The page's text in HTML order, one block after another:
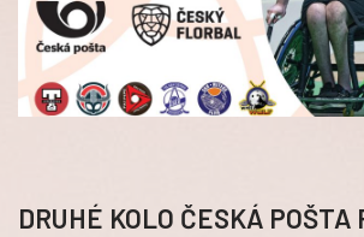
DRUHÉ KOLO ČESKÁ POŠTA